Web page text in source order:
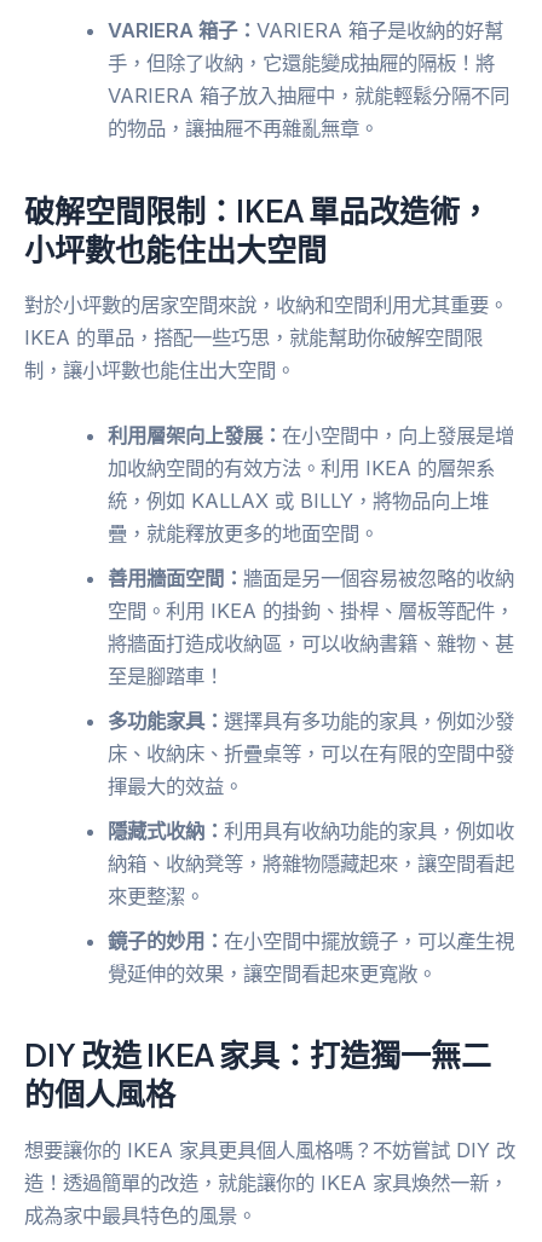
VARIERA 箱子：VARIERA 箱子是收納的好幫
手，但除了收納，它還能變成抽屜的隔板！將
VARIERA 箱子放入抽屜中，就能輕鬆分隔不同
的物品，讓抽屜不再雜亂無章。
破解空間限制：IKEA 單品改造術，
小坪數也能住出大空間
對於小坪數的居家空間來說，收納和空間利用尤其重要。
IKEA 的單品，搭配一些巧思，就能幫助你破解空間限
制，讓小坪數也能住出大空間。
利用層架向上發展：在小空間中，向上發展是增
加收納空間的有效方法。利用 IKEA 的層架系
統，例如 KALLAX 或 BILLY，將物品向上堆
疊，就能釋放更多的地面空間。
善用牆面空間：牆面是另一個容易被忽略的收納
空間。利用 IKEA 的掛鉤、掛桿、層板等配件，
將牆面打造成收納區，可以收納書籍、雜物、甚
至是腳踏車！
多功能家具：選擇具有多功能的家具，例如沙發
床、收納床、折疊桌等，可以在有限的空間中發
揮最大的效益。
隱藏式收納：利用具有收納功能的家具，例如收
納箱、收納凳等，將雜物隱藏起來，讓空間看起
來更整潔。
鏡子的妙用：在小空間中擺放鏡子，可以產生視
覺延伸的效果，讓空間看起來更寬敞。
DIY 改造 IKEA 家具：打造獨一無二
的個人風格
想要讓你的 IKEA 家具更具個人風格嗎？不妨嘗試 DIY 改
造！透過簡單的改造，就能讓你的 IKEA 家具煥然一新，
成為家中最具特色的風景。